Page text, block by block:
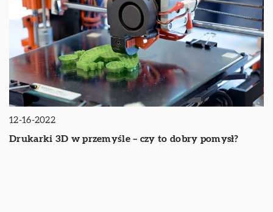
12-16-2022
Drukarki 3D w przemyśle – czy to dobry pomysł?